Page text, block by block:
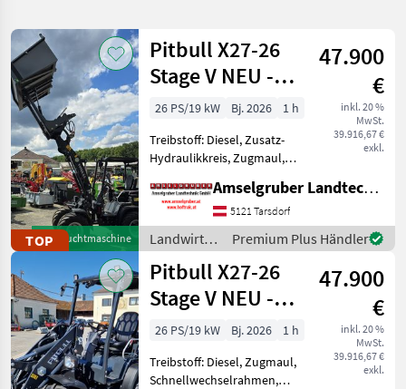
Kategorie 4 Land Filter
AKTUELLER
PFAD
Landtechnik
Landwirtsch
Motorfahrzeuge
Hoflader
Pitbull
KATEGORIE
WÄHLEN
Pitbull
Weidemann
Zurücksetzen
25
anzeigen
TOPGebrauchtmaschine
Pitbull X27-26
Stage V NEU -
Planetenachsen+Z-
Kinematik
47.900
€
inkl. 20 %
MwSt.
39.916,67 €
exkl.
26 PS/19 kW Bj. 2026
1 h
Treibstoff: Diesel, Zusatz-
Hydraulikkreis, Zugmaul,
hydr. Geräteverriegelung
Das Kraftpaket aus Holland!
Neu im Generalvertrieb von
Amselgruber Lan
Amselgruber Landtechnik GmbH
5121 Tarsdorf
Landwirtsch.
Motorfahrzeuge
/ Pitbull
Premium Plus Händler
Pitbull X27-26
Stage V NEU -
Planetenachsen+Z-
Kinematik
47.900
€
inkl. 20 %
MwSt.
39.916,67 €
exkl.
26 PS/19 kW Bj. 2026
1 h
Treibstoff: Diesel, Zugmaul,
Schnellwechselrahmen,